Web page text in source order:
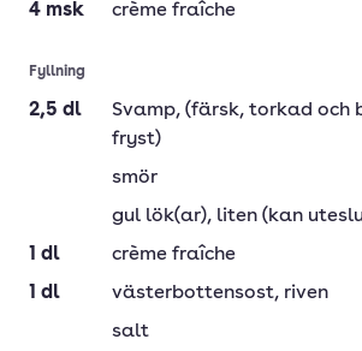
4 msk crème fraîche
Fyllning
2,5 dl Svamp, (färsk, torkad och
fryst)
smör
gul lök(ar), liten (kan
1 dl
crème fraîche
1 dl västerbottensost, riven
salt